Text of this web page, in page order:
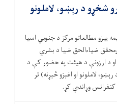
شخړو د رېښو، لاملونو
ییزو مطالعاتو مرکز د جنوبي اسیا
ضیاءالحق ضیا د بشري
د ارزونې د هیئت په حضور کې د
لاملونو او اغېزو څېړنه) تر
وړاندې کړ.